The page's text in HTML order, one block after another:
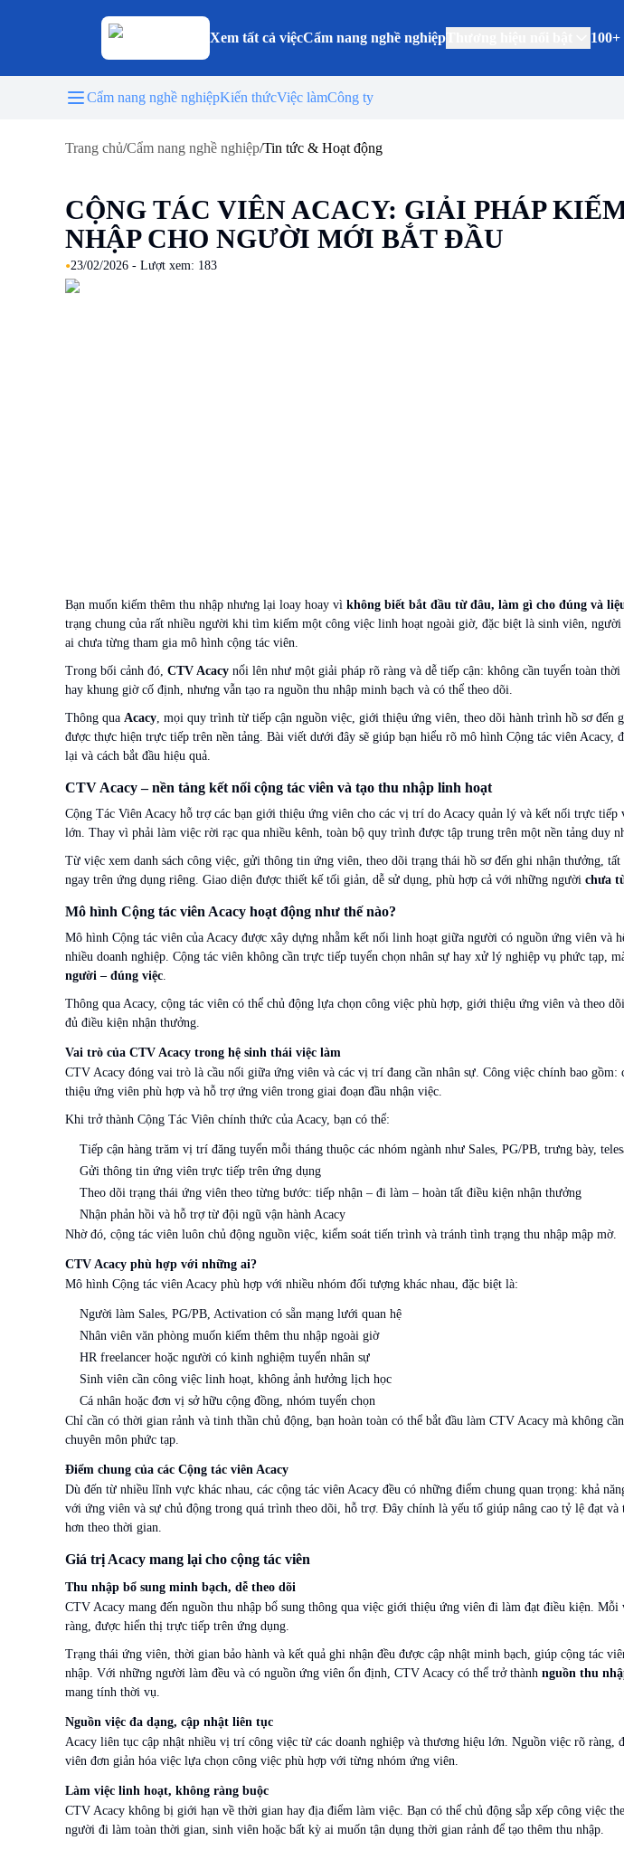
Xem tất cả việcCẩm nang nghề nghiệp
Cẩm nang nghề nghiệpKiến thứcViệc làmCông ty
Trang chủ/Cẩm nang nghề nghiệp/Tin tức & Hoạt động
CỘNG TÁC VIÊN ACACY: GIẢI PHÁP
NHẬP CHO NGƯỜI MỚI BẮT ĐẦU
•23/02/2026 - Lượt xem: 183
Bạn muốn kiếm thêm thu nhập nhưng lại loay hoay vì không biết bắt đầu từ đâu, làm gì cho đúng và
trạng chung của rất nhiều người khi tìm kiếm một công việc linh hoạt ngoài giờ, đặc biệt là sinh viên,
ai chưa từng tham gia mô hình cộng tác viên.
Trong bối cảnh đó, CTV Acacy nổi lên như một giải pháp rõ ràng và dễ tiếp cận: không cần tuyển toàn
hay khung giờ cố định, nhưng vẫn tạo ra nguồn thu nhập minh bạch và có thể theo dõi.
Thông qua Acacy, mọi quy trình từ tiếp cận nguồn việc, giới thiệu ứng viên, theo dõi hành trình hồ sơ đến
được thực hiện trực tiếp trên nền tảng. Bài viết dưới đây sẽ giúp bạn hiểu rõ mô hình Cộng tác viên Acacy,
lại và cách bắt đầu hiệu quả.
CTV Acacy – nền tảng kết nối cộng tác viên và tạo thu nhập linh hoạt
Cộng Tác Viên Acacy hỗ trợ các bạn giới thiệu ứng viên cho các vị trí do Acacy quản lý và kết nối trực tiếp
lớn. Thay vì phải làm việc rời rạc qua nhiều kênh, toàn bộ quy trình được tập trung trên một nền tảng duy
Từ việc xem danh sách công việc, gửi thông tin ứng viên, theo dõi trạng thái hồ sơ đến ghi nhận thưởng, tất
ngay trên ứng dụng riêng. Giao diện được thiết kế tối giản, dễ sử dụng, phù hợp cả với những người chưa
Mô hình Cộng tác viên Acacy hoạt động như thế nào?
Mô hình Cộng tác viên của Acacy được xây dựng nhằm kết nối linh hoạt giữa người có nguồn ứng viên và
nhiều doanh nghiệp. Cộng tác viên không cần trực tiếp tuyển chọn nhân sự hay xử lý nghiệp vụ phức tạp,
người – đúng việc.
Thông qua Acacy, cộng tác viên có thể chủ động lựa chọn công việc phù hợp, giới thiệu ứng viên và theo
đủ điều kiện nhận thưởng.
Vai trò của CTV Acacy trong hệ sinh thái việc làm
CTV Acacy đóng vai trò là cầu nối giữa ứng viên và các vị trí đang cần nhân sự. Công việc chính bao gồm:
thiệu ứng viên phù hợp và hỗ trợ ứng viên trong giai đoạn đầu nhận việc.
Khi trở thành Cộng Tác Viên chính thức của Acacy, bạn có thể:
Tiếp cận hàng trăm vị trí đăng tuyển mỗi tháng thuộc các nhóm ngành như Sales, PG/PB, trưng bày,
Gửi thông tin ứng viên trực tiếp trên ứng dụng
Theo dõi trạng thái ứng viên theo từng bước: tiếp nhận – đi làm – hoàn tất điều kiện nhận thưởng
Nhận phản hồi và hỗ trợ từ đội ngũ vận hành Acacy
Nhờ đó, cộng tác viên luôn chủ động nguồn việc, kiểm soát tiến trình và tránh tình trạng thu nhập mập mờ.
CTV Acacy phù hợp với những ai?
Mô hình Cộng tác viên Acacy phù hợp với nhiều nhóm đối tượng khác nhau, đặc biệt là:
Người làm Sales, PG/PB, Activation có sẵn mạng lưới quan hệ
Nhân viên văn phòng muốn kiếm thêm thu nhập ngoài giờ
HR freelancer hoặc người có kinh nghiệm tuyển nhân sự
Sinh viên cần công việc linh hoạt, không ảnh hưởng lịch học
Cá nhân hoặc đơn vị sở hữu cộng đồng, nhóm tuyển chọn
Chỉ cần có thời gian rảnh và tinh thần chủ động, bạn hoàn toàn có thể bắt đầu làm CTV Acacy mà không
chuyên môn phức tạp.
Điểm chung của các Cộng tác viên Acacy
Dù đến từ nhiều lĩnh vực khác nhau, các cộng tác viên Acacy đều có những điểm chung quan trọng: khả
với ứng viên và sự chủ động trong quá trình theo dõi, hỗ trợ. Đây chính là yếu tố giúp nâng cao tỷ lệ đạt và
hơn theo thời gian.
Giá trị Acacy mang lại cho cộng tác viên
Thu nhập bổ sung minh bạch, dễ theo dõi
CTV Acacy mang đến nguồn thu nhập bổ sung thông qua việc giới thiệu ứng viên đi làm đạt điều kiện.
ràng, được hiển thị trực tiếp trên ứng dụng.
Trạng thái ứng viên, thời gian bảo hành và kết quả ghi nhận đều được cập nhật minh bạch, giúp cộng tác
nhập. Với những người làm đều và có nguồn ứng viên ổn định, CTV Acacy có thể trở thành nguồn thu
mang tính thời vụ.
Nguồn việc đa dạng, cập nhật liên tục
Acacy liên tục cập nhật nhiều vị trí công việc từ các doanh nghiệp và thương hiệu lớn. Nguồn việc rõ ràng,
viên đơn giản hóa việc lựa chọn công việc phù hợp với từng nhóm ứng viên.
Làm việc linh hoạt, không ràng buộc
CTV Acacy không bị giới hạn về thời gian hay địa điểm làm việc. Bạn có thể chủ động sắp xếp công việc
người đi làm toàn thời gian, sinh viên hoặc bất kỳ ai muốn tận dụng thời gian rảnh để tạo thêm thu nhập.